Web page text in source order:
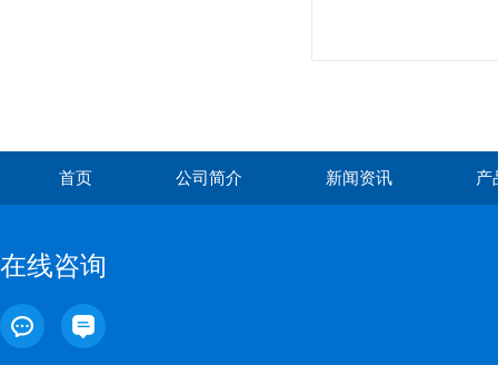
首页 公司简介 新闻资讯 产
在线咨询